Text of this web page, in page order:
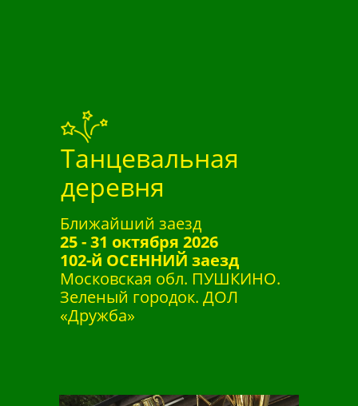
Ближайший заезд
25 - 31 октября 2026
102-й ОСЕННИЙ заезд
Московская обл. ПУШКИНО.
Зеленый городок. ДОЛ
«Дружба»
Танцевальная
деревня